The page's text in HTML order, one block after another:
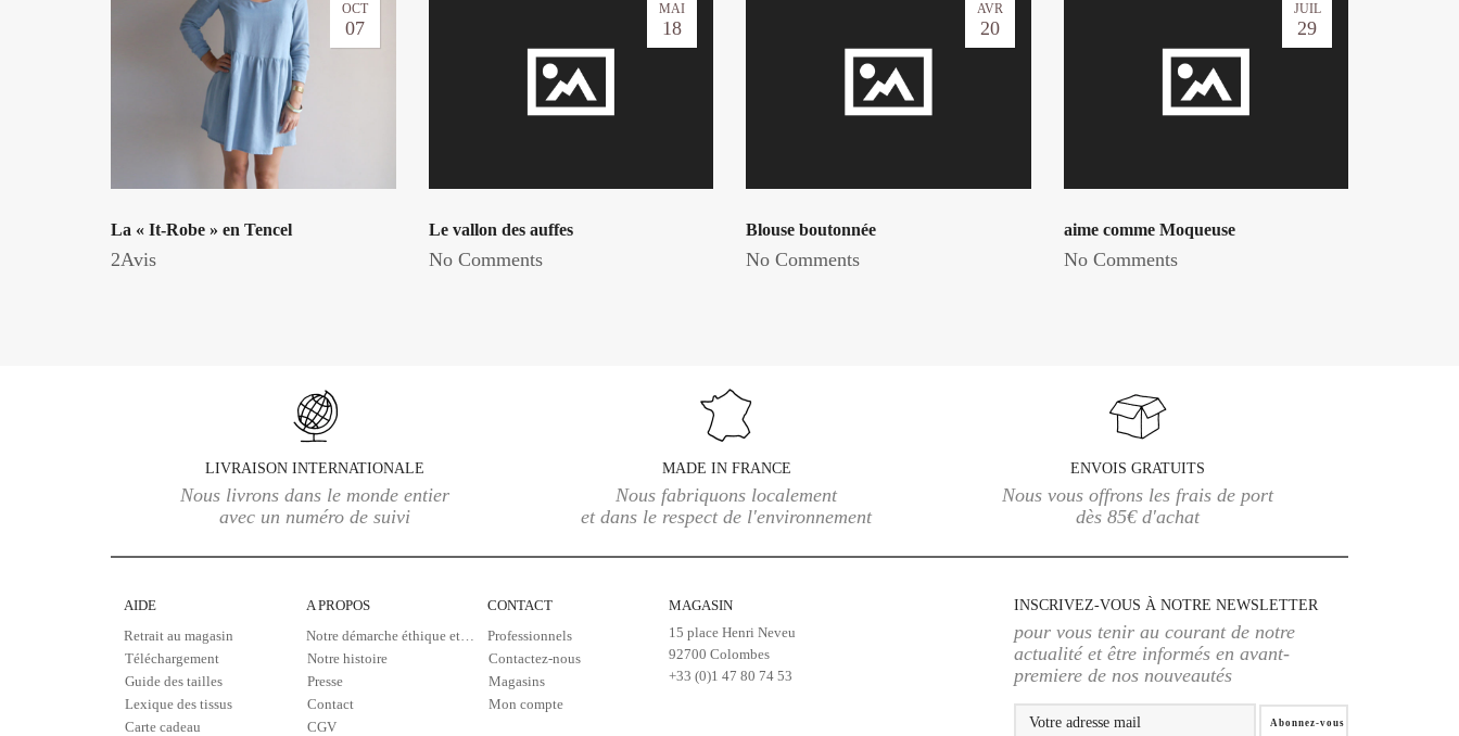
OCT
07
La « It-Robe » en Tencel
2Avis
MAI
18
Le vallon des auffes
No Comments
AVR
20
Blouse boutonnée
No Comments
JUIL
29
aime comme Moqueuse
No Comments
LIVRAISON INTERNATIONALE
Nous livrons dans le monde entier
avec un numéro de suivi
MADE IN FRANCE
Nous fabriquons localement
et dans le respect de l'environnement
ENVOIS GRATUITS
Nous vous offrons les frais de port
dès 85€ d'achat
AIDE
Retrait au magasin
Téléchargement
Guide des tailles
Lexique des tissus
Carte cadeau
A PROPOS
Notre démarche éthique et écologique
Notre histoire
Presse
Contact
CGV
CONTACT
Professionnels
Contactez-nous
Magasins
Mon compte
MAGASIN
15 place Henri Neveu
92700 Colombes
+33 (0)1 47 80 74 53
INSCRIVEZ-VOUS À NOTRE NEWSLETTER
pour vous tenir au courant de notre
actualité et être informés en avant-
premiere de nos nouveautés